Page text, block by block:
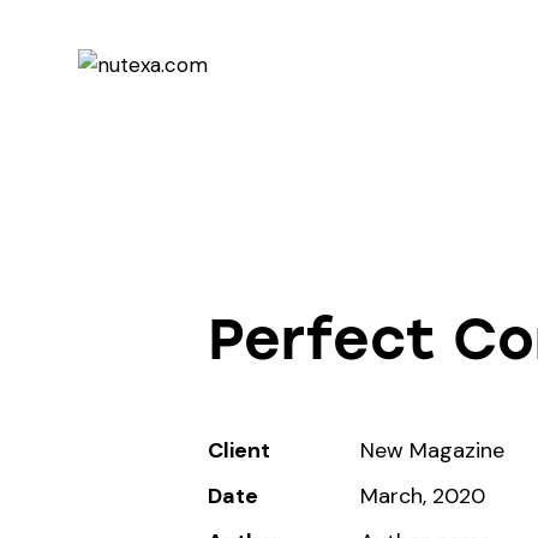
Perfect
Client
New Magazine
Date
March, 2020